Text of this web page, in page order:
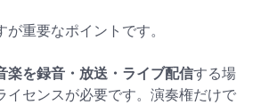
重要なポイントです。
楽を録音・放送・ライブ配信する場
イセンスが必要です。演奏権だけで